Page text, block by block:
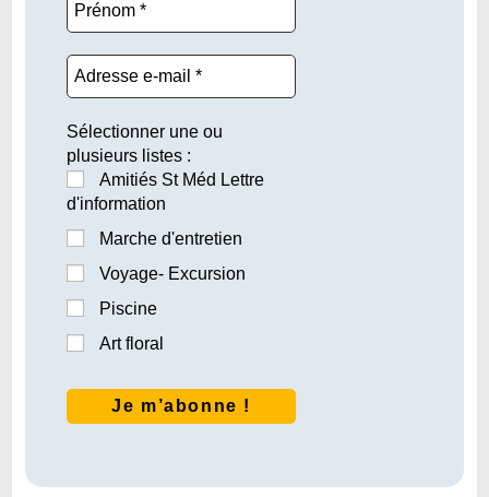
Sélectionner une ou
plusieurs listes :
Amitiés St Méd Lettre
d'information
Marche d'entretien
Voyage- Excursion
Piscine
Art floral